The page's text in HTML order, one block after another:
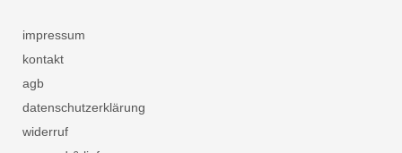
impressum
kontakt
agb
datenschutzerklärung
widerruf